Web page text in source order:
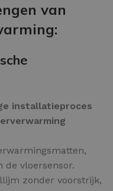
van
installatieproces
de vloersensor.
zonder voorstrijk,